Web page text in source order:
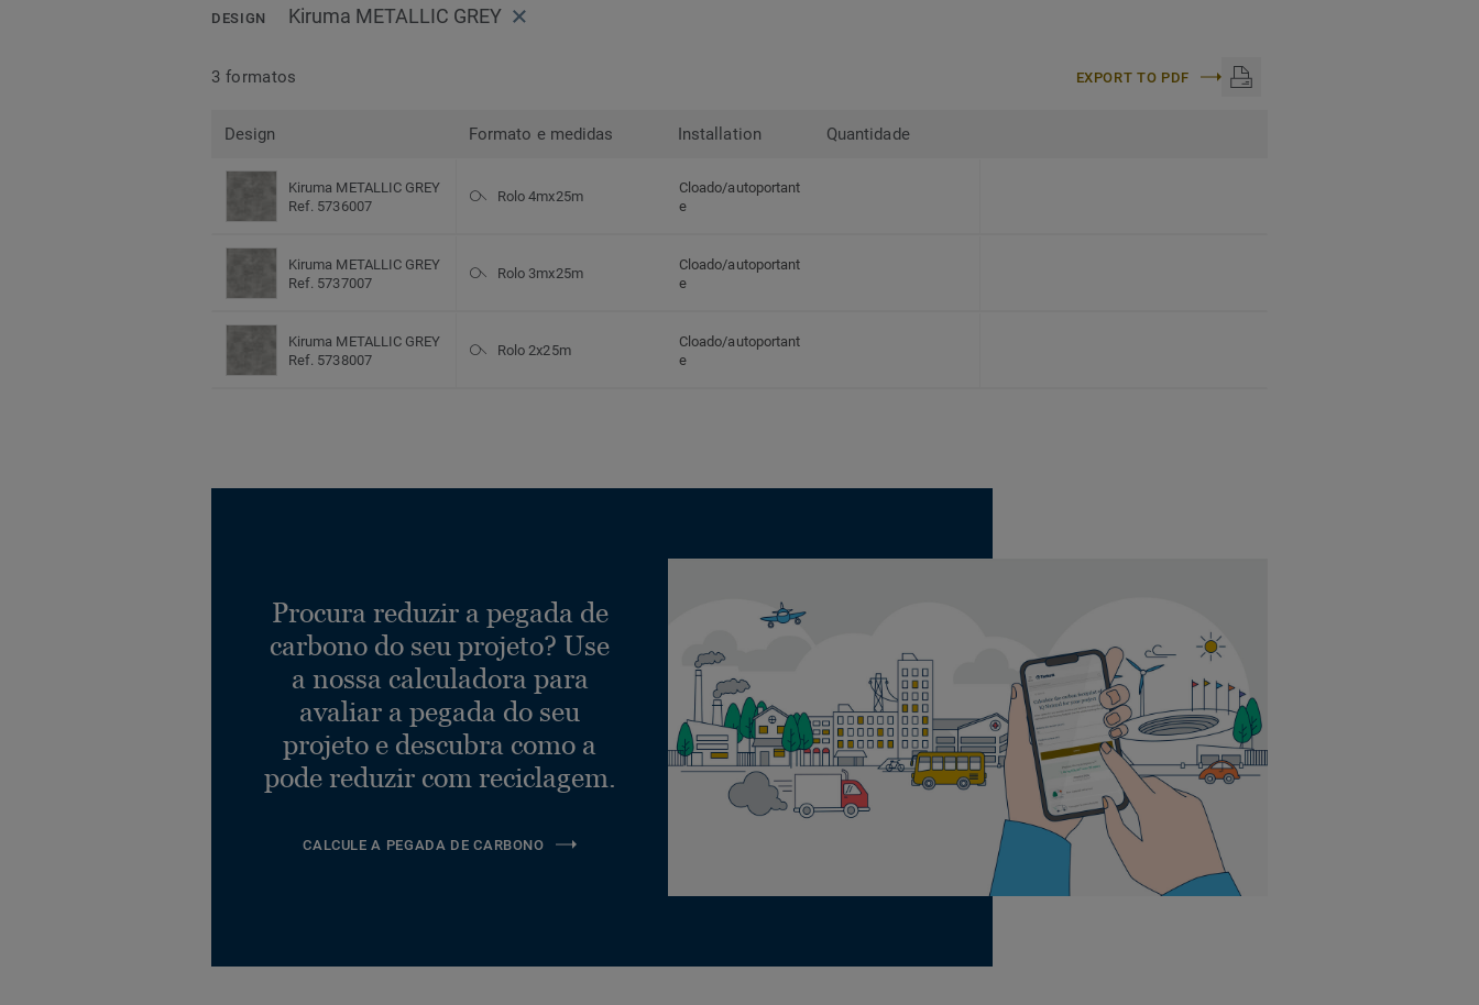
DESIGN Kiruma METALLIC GREY
3 formatos EXPORT TO PDF
Design Formato e medidas Installation Quantidade
Kiruma METALLIC GREY
Ref. 5736007
Rolo 4mx25m
Cloado/autoportant
e
Kiruma METALLIC GREY
Ref. 5737007
Rolo 3mx25m
Cloado/autoportant
e
Kiruma METALLIC GREY
Ref. 5738007
Rolo 2x25m
Cloado/autoportant
e
Procura reduzir a pegada de
carbono do seu projeto? Use
a nossa calculadora para
avaliar a pegada do seu
projeto e descubra como a
pode reduzir com reciclagem.
CALCULE A PEGADA DE CARBONO